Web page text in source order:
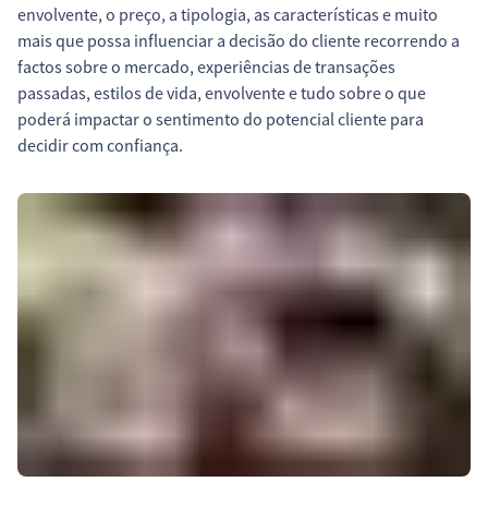
envolvente, o preço, a tipologia, as características e muito
mais que possa influenciar a decisão do cliente recorrendo a
factos sobre o mercado, experiências de transações
passadas, estilos de vida, envolvente e tudo sobre o que
poderá impactar o sentimento do potencial cliente para
decidir com confiança.